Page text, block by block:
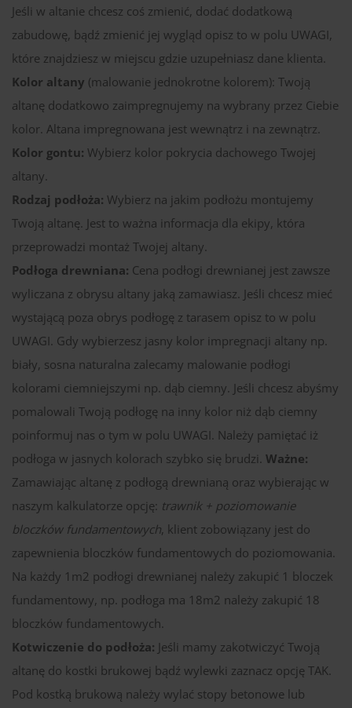
Jeśli w altanie chcesz coś zmienić, dodać dodatkową
zabudowę, bądź zmienić jej wygląd opisz to w polu UWAGI,
które znajdziesz w miejscu gdzie uzupełniasz dane klienta.
Kolor altany (malowanie jednokrotne kolorem): Twoją
altanę dodatkowo zaimpregnujemy na wybrany przez Ciebie
kolor. Altana impregnowana jest wewnątrz i na zewnątrz.
Kolor gontu: Wybierz kolor pokrycia dachowego Twojej
altany.
Rodzaj podłoża: Wybierz na jakim podłożu montujemy
Twoją altanę. Jest to ważna informacja dla ekipy, która
przeprowadzi montaż Twojej altany.
Podłoga drewniana: Cena podłogi drewnianej jest zawsze
wyliczana z obrysu altany jaką zamawiasz. Jeśli chcesz mieć
wystającą poza obrys podłogę z tarasem opisz to w polu
UWAGI. Gdy wybierzesz jasny kolor impregnacji altany np.
biały, sosna naturalna zalecamy malowanie podłogi
kolorami ciemniejszymi np. dąb ciemny. Jeśli chcesz abyśmy
pomalowali Twoją podłogę na inny kolor niż dąb ciemny
poinformuj nas o tym w polu UWAGI. Należy pamiętać iż
podłoga w jasnych kolorach szybko się brudzi. Ważne:
Zamawiając altanę z podłogą drewnianą oraz wybierając w
naszym kalkulatorze opcję: trawnik + poziomowanie
bloczków fundamentowych, klient zobowiązany jest do
zapewnienia bloczków fundamentowych do poziomowania.
Na każdy 1m2 podłogi drewnianej należy zakupić 1 bloczek
fundamentowy, np. podłoga ma 18m2 należy zakupić 18
bloczków fundamentowych.
Kotwiczenie do podłoża: Jeśli mamy zakotwiczyć Twoją
altanę do kostki brukowej bądź wylewki zaznacz opcję TAK.
Pod kostką brukową należy wylać stopy betonowe lub